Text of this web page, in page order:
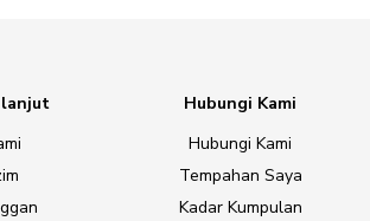
Hubungi Kami
Hubungi Kami
Tempahan Saya
Kadar Kumpulan